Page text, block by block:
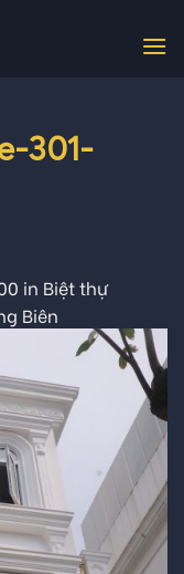
301-
in Biệt thự
Biên